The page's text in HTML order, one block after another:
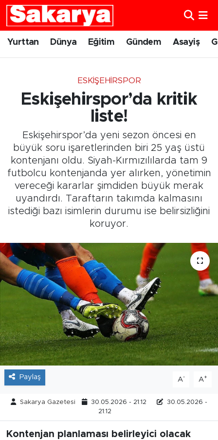
Yurttan Dünya Eğitim Gündem Asayiş
ESKIŞEHIRSPOR
Eskişehirspor’da kritik
liste!
Eskişehirspor’da yeni sezon öncesi en
büyük soru işaretlerinden biri 25 yaş üstü
kontenjanı oldu. Siyah-Kırmızılılarda tam 9
futbolcu kontenjanda yer alırken, yönetimin
vereceği kararlar şimdiden büyük merak
uyandırdı. Taraftarın takımda kalmasını
istediği bazı isimlerin durumu ise belirsizliğini
koruyor.
Paylaş A- A+
Sakarya Gazetesi 30.05.2026 - 21:12
30.05.2026 -
21:12
Kontenjan planlaması belirleyici olacak
Yurttan
Eskişehirspor
Spor
Sağlık
Kültür Sanat
Resmi İlanlar
Söyleşi
Foto Şaka
Teknoloji
Politika
Eskişehir Nöbetçi Eczaneler
Eskişehir Namaz Vakitleri
Eskişehir Trafik Yoğunluk Haritası
Süper Lig Puan Durumu ve Fikstür
Tüm Manşetler
Son Dakika Haberleri
Haber Arşivi